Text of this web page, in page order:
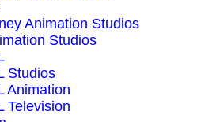
Animation Studios
Studios
Studios
Animation
Television